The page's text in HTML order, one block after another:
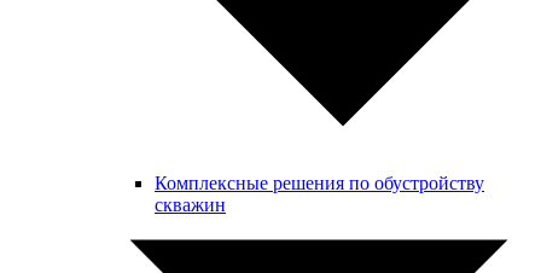
Комплексные решения по обустройству
скважин